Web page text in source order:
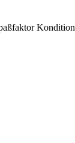
Kondition